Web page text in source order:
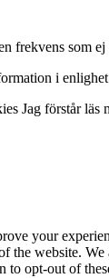
frekvens som
i enlighet
Jag förstårläs
your
the website.
to opt-out of